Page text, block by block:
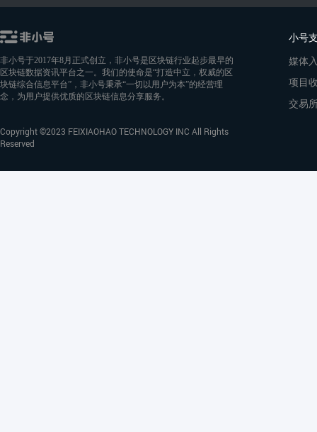
非小号于2017年8月正式创立，非小号是区块链行业起步最早的
区块链数据资讯平台之一。我们的使命是“打造中立，权威的区
块链综合信息平台”，非小号秉承“一切以用户为本”的经营理
念，为用户提供优质的区块链信息分享服务。
Copyright ©2023 FEIXIAOHAO TECHNOLOGY INC All Rights
Reserved
小号
媒体
项目
交易